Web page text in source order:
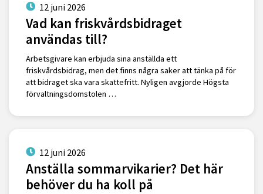
12 juni 2026
Vad kan friskvårdsbidraget
användas till?
Arbetsgivare kan erbjuda sina anställda ett
friskvårdsbidrag, men det finns några saker att tänka på för
att bidraget ska vara skattefritt. Nyligen avgjorde Högsta
förvaltningsdomstolen …
12 juni 2026
Anställa sommarvikarier? Det här
behöver du ha koll på